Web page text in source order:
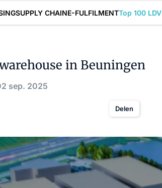
SUPPLY CHAINE-FULFILMENTTop 100 LDV
in Beuningen
sep. 2025
Delen